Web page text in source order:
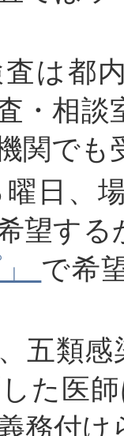
は都
・相
関で
日、
望す
で希
五類感
た医
務付